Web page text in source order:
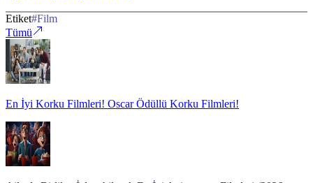
Etiket#Film
Tümü
En İyi Korku Filmleri! Oscar Ödüllü Korku Filmleri!